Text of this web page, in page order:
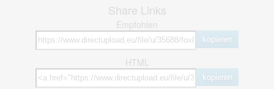
Share Links
Empfohlen
kopieren
HTML
kopieren